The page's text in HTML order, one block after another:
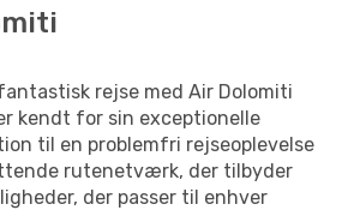
rejse med Air Dolomiti
kendt for sin exceptionelle
til en problemfri rejseoplevelse
rutenetværk, der tilbyder
der passer til enhver